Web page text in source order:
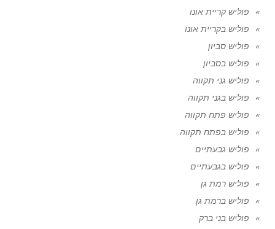
פוליש קריית אונו
פוליש בקריית אונו
פוליש סביון
פוליש בסביון
פוליש גני תקווה
פוליש בגני תקווה
פוליש פתח תקווה
פוליש בפתח תקווה
פוליש גבעתיים
פוליש בגבעתיים
פוליש רמת גן
פוליש ברמת גן
פוליש בני ברק